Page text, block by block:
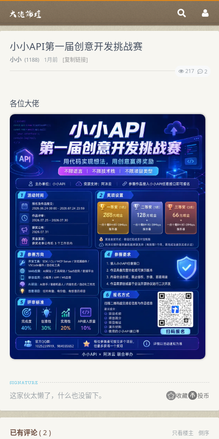
小小API第一届创意开发挑战赛
小小 (1188) 1月前
[复制链接]
217
2
各位大佬
这家伙太懒了，什么也没留下。 收藏 投币
已有评论( 2 ) 只看楼主 倒序